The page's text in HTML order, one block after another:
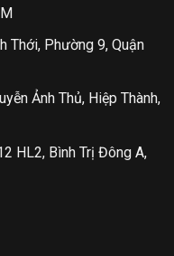
Thới, Phường 9, Quận
Ảnh Thủ, Hiệp Thành,
HL2, Bình Trị Đông A,